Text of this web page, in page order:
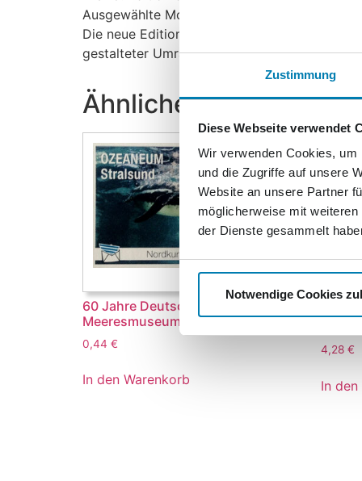
Zustimmung
Diese Webseite verwendet
Wir verwenden Cookies,
und die Zugriffe auf unsere
Website an unsere Partner
möglicherweise mit
der Dienste gesammelt
Notwendige Cookies
Ausgewählte Motive zieren die vier
Die neue Edition beinhaltet nummerierte
gestalteter Umrandung und einen
Ähnliche Produkte
60 Jahre Deutsches
Meeresmuseum Stralsund
0,44 €
In den Warenkorb
50
4,28 €
In